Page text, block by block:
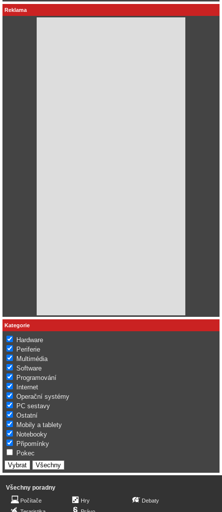
Reklama
Kategorie
Hardware
Periferie
Multimédia
Software
Programování
Internet
Operační systémy
PC sestavy
Ostatní
Mobily a tablety
Notebooky
Připomínky
Pokec
Všechny poradny
Počítače
Hry
Debaty